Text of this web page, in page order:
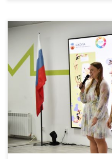
19 октября в МЦ «Спутник»
«Секрет отцовства»,
Фестиваль был организован при
позволило создать насыщенную
активностями. Участники смогли